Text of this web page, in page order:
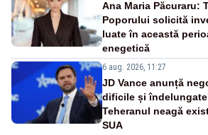
Ana Maria Păcuraru:
Poporului solicită
luate în această
enegetică
6 aug. 2026, 11:27
JD Vance anunță
dificile și
Teheranul neagă
SUA